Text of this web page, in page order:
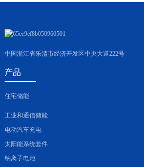
中国浙江省乐清市经济开发区中央大道222号
产品
住宅储能
工业和通信储能
电动汽车充电
太阳能系统套件
钠离子电池